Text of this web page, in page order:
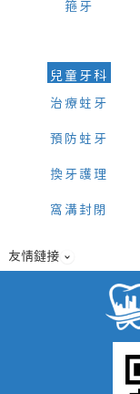
箍牙
兒童牙科
治療蛀牙
預防蛀牙
換牙護理
窩溝封閉
友情鏈接